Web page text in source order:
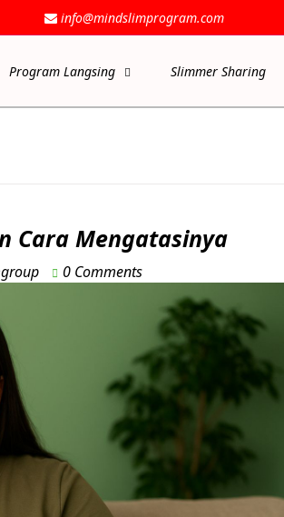
info@mindslimprogram.com
Program Langsing Slimmer Sharing
Cara Mengatasinya
0 Comments